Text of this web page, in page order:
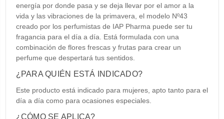
energía por donde pasa y se deja llevar por el amor a la
vida y las vibraciones de la primavera, el modelo Nº43
creado por los perfumistas de IAP Pharma puede ser tu
fragancia para el día a día. Está formulada con una
combinación de flores frescas y frutas para crear un
perfume que despertará tus sentidos.
¿PARA QUIÉN ESTÁ INDICADO?
Este producto está indicado para mujeres, apto tanto para el
día a día como para ocasiones especiales.
¿CÓMO SE APLICA?